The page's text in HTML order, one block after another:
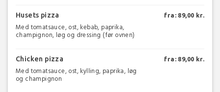
Husets pizza
Med tomatsauce, ost, kebab, paprika,
champignon, løg og dressing (før ovnen)
fra: 89,00 kr.
Chicken pizza
Med tomatsauce, ost, kylling, paprika, løg
og champignon
fra: 89,00 kr.